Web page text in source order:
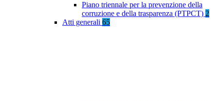
Piano triennale per la prevenzione della
corruzione e della trasparenza (PTPCT) 2
Atti generali 65